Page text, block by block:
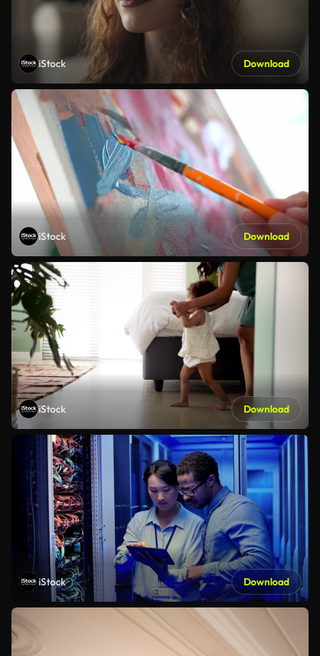
iStock Download
iStock Download
iStock Download
iStock Download